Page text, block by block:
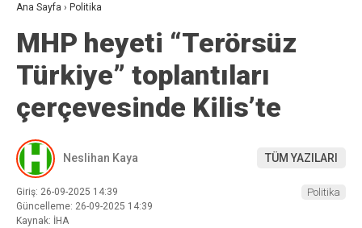
Ana Sayfa › Politika
MHP heyeti “Terörsüz
Türkiye” toplantıları
çerçevesinde Kilis’te
Neslihan Kaya TÜM YAZILARI
Giriş: 26-09-2025 14:39
Güncelleme: 26-09-2025 14:39
Kaynak: İHA
Politika